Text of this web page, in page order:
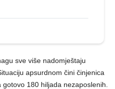
sve više nadomještaju
apsurdnom čini činjenica
180 hiljada nezaposlenih.